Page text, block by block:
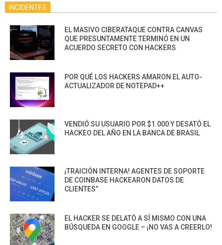
INCIDENTES
EL MASIVO CIBERATAQUE CONTRA CANVAS
QUE PRESUNTAMENTE TERMINÓ EN UN
ACUERDO SECRETO CON HACKERS
POR QUÉ LOS HACKERS AMARON EL AUTO-
ACTUALIZADOR DE NOTEPAD++
VENDIÓ SU USUARIO POR $1.000 Y DESATÓ EL
HACKEO DEL AÑO EN LA BANCA DE BRASIL
¡TRAICIÓN INTERNA! AGENTES DE SOPORTE
DE COINBASE HACKEARON DATOS DE
CLIENTES”
EL HACKER SE DELATÓ A SÍ MISMO CON UNA
BÚSQUEDA EN GOOGLE – ¡NO VAS A CREERLO!